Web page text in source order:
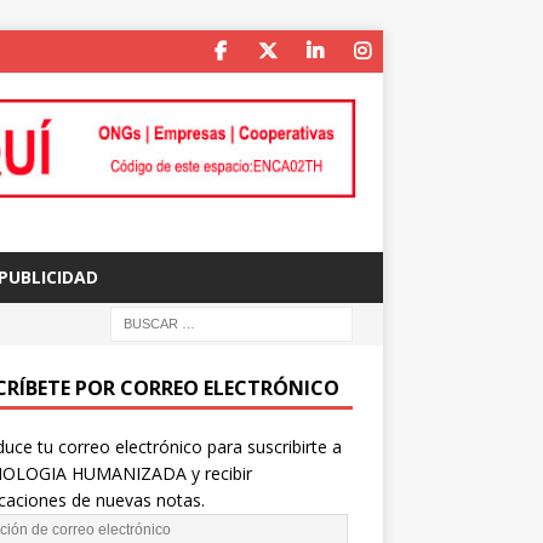
PUBLICIDAD
POR CORREO ELECTRÓNICO
tu correo electrónico para suscribirte a
HUMANIZADA y recibir
de nuevas notas.